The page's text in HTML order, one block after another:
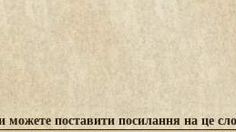
можете поставити посилання на це